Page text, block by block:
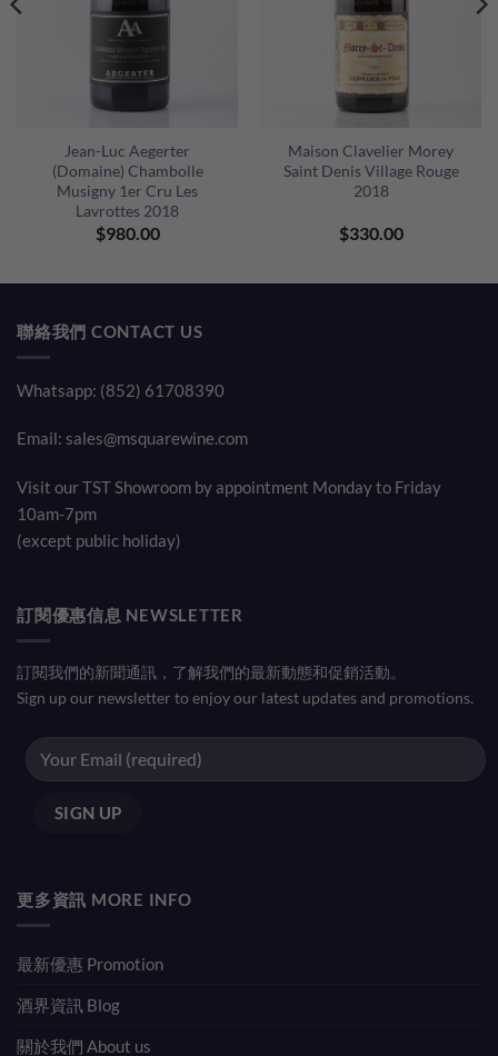
Jean-Luc Aegerter
(Domaine) Chambolle
Musigny 1er Cru Les
Lavrottes 2018
$980.00
Maison Clavelier Morey
Saint Denis Village Rouge
2018
$330.00
聯絡我們 CONTACT US
Whatsapp: (852) 61708390
Email: sales@msquarewine.com
Visit our TST Showroom by appointment Monday to Friday
10am-7pm
(except public holiday)
訂閱優惠信息 NEWSLETTER
訂閱我們的新聞通訊，了解我們的最新動態和促銷活動。
Sign up our newsletter to enjoy our latest updates and promotions.
更多資訊 MORE INFO
最新優惠 Promotion
酒界資訊 Blog
關於我們 About us